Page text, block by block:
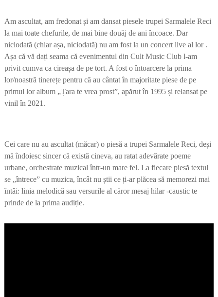
Am ascultat, am fredonat și am dansat piesele trupei Sarmalele Reci
la mai toate chefurile, de mai bine douăj de ani încoace. Dar
niciodată (chiar așa, niciodată) nu am fost la un concert live al lor .
Așa că vă dați seama că evenimentul din Cult Music Club l-am
privit cumva ca cireașa de pe tort. A fost o întoarcere la prima
lor/noastră tinerețe pentru că au cântat în majoritate piese de pe
primul lor album „Țara te vrea prost”, apărut în 1995 și relansat pe
vinil în 2021.
Cei care nu au ascultat (măcar) o piesă a trupei Sarmalele Reci, deși
mă îndoiesc sincer că există cineva, au ratat adevărate poeme
urbane, orchestrate muzical într-un mare fel. La fiecare piesă textul
se „întrece” cu muzica, încât nu știi ce ți-ar plăcea să memorezi mai
întâi: linia melodică sau versurile al căror mesaj hilar -caustic te
prinde de la prima audiție.